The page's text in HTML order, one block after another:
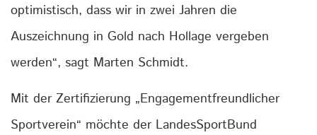
optimistisch, dass wir in zwei Jahren die
Auszeichnung in Gold nach Hollage vergeben
werden“, sagt Marten Schmidt.
Mit der Zertifizierung „Engagementfreundlicher
Sportverein“ möchte der LandesSportBund